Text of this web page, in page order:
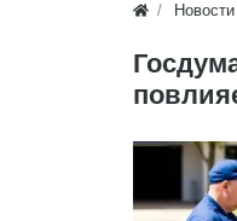
Новости